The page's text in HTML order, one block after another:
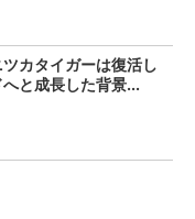
カタイガーは復活し
と成長した背景...